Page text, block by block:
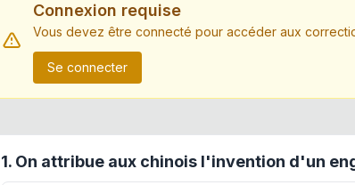
Connexion requise
Vous devez être connecté pour accéder aux
Se connecter
1. On attribue aux chinois l'invention d'un